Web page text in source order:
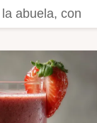
abuela, con